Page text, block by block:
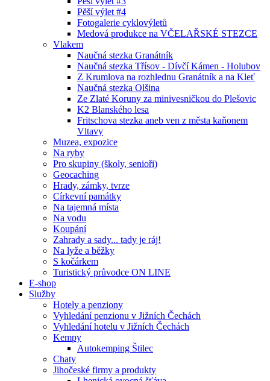
Pěší výlet #4
Fotogalerie cyklovýletů
Medová produkce na VČELAŘSKÉ STEZCE
Vlakem
Naučná stezka Granátník
Naučná stezka Třísov - Dívčí Kámen - Holubov
Z Krumlova na rozhlednu Granátník a na Kleť
Naučná stezka Olšina
Ze Zlaté Koruny za minivesničkou do Plešovic
K2 Blanského lesa
Fritschova stezka aneb ven z města kaňonem
Vltavy
Muzea, expozice
Na ryby
Pro skupiny (školy, senioři)
Geocaching
Hrady, zámky, tvrze
Církevní památky
Na tajemná místa
Na vodu
Koupání
Zahrady a sady... tady je ráj!
Na lyže a běžky
S kočárkem
Turistický průvodce ON LINE
E-shop
Služby
Hotely a penziony
Vyhledání penzionu v Jižních Čechách
Vyhledání hotelu v Jižních Čechách
Kempy
Autokemping Štilec
Chaty
Jihočeské firmy a produkty